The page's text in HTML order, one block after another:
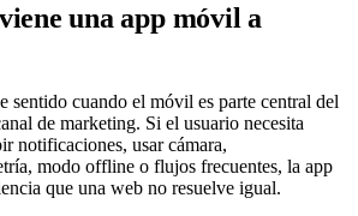
una app móvil a
sentido cuando el móvil es parte central del
de marketing. Si el usuario necesita
notificaciones, usar cámara,
modo offline o flujos frecuentes, la app
que una web no resuelve igual.